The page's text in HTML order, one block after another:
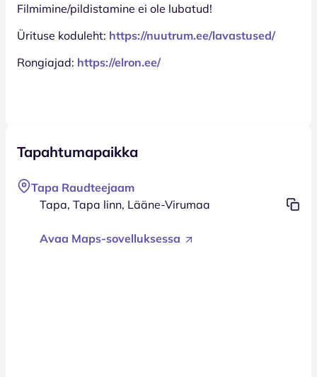
Filmimine/pildistamine ei ole lubatud!
Ürituse koduleht: https://nuutrum.ee/lavastused/
Rongiajad: https://elron.ee/
Tapahtumapaikka
Tapa Raudteejaam
Tapa, Tapa linn, Lääne-Virumaa
Avaa Maps-sovelluksessa